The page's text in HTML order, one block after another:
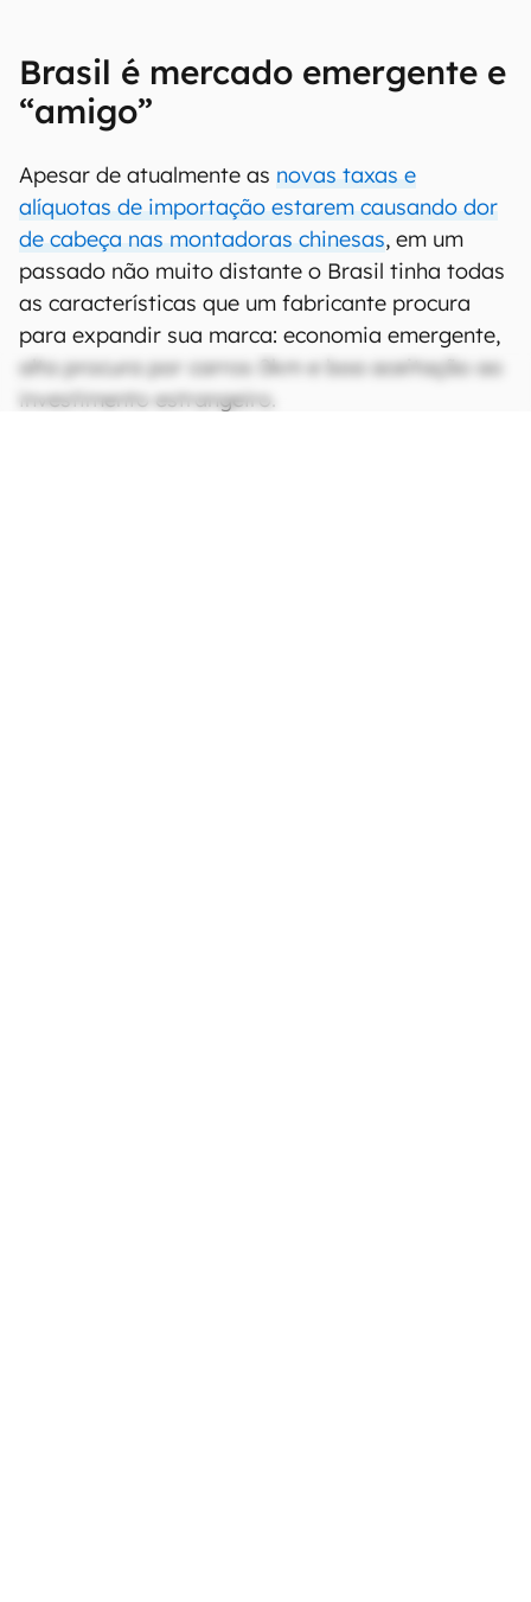
Brasil é mercado emergente e
“amigo”
Apesar de atualmente as novas taxas e
alíquotas de importação estarem causando dor
de cabeça nas montadoras chinesas, em um
passado não muito distante o Brasil tinha todas
as características que um fabricante procura
para expandir sua marca: economia emergente,
alta procura por carros 0km e boa aceitação ao
investimento estrangeiro.